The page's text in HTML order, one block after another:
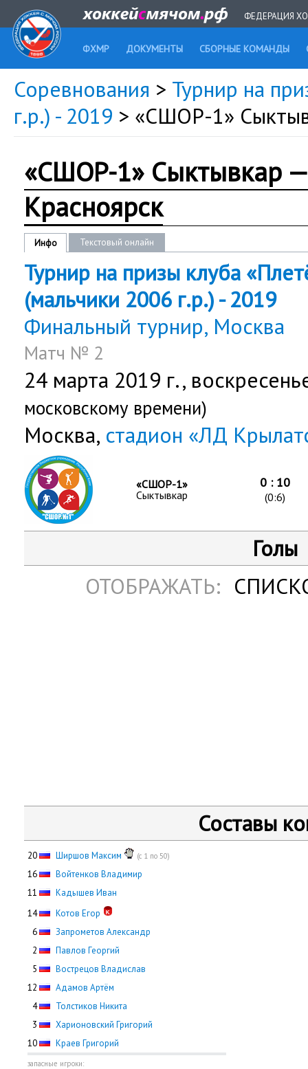
ФЕДЕРАЦИЯ
ФХМР ДОКУМЕНТЫ СБОРНЫЕ КОМАНДЫ
Соревнования > Турнир на
г.р.) - 2019 > «СШОР-1»
«СШОР-1» Сыктывкар —
Красноярск
Инфо Текстовый онлайн
Турнир на призы клуба
(мальчики 2006 г.р.) - 2019
Финальный турнир, Москва
Матч № 2
24 марта 2019 г.,
московскому времени)
Москва, стадион «ЛД
«СШОР-1»
Сыктывкар
0 : 10
(0:6)
Голы
ОТОБРАЖАТЬ:
Составы
20 Ширшов Максим (с 1 по 50)
16
Войтенков Владимир
11
Кадышев Иван
14
Котов Егор
6
Запрометов Александр
2
Павлов Георгий
5
Вострецов Владислав
12
Адамов Артём
4
Толстиков Никита
3
Харионовский Григорий
10
Краев Григорий
запасные игроки: